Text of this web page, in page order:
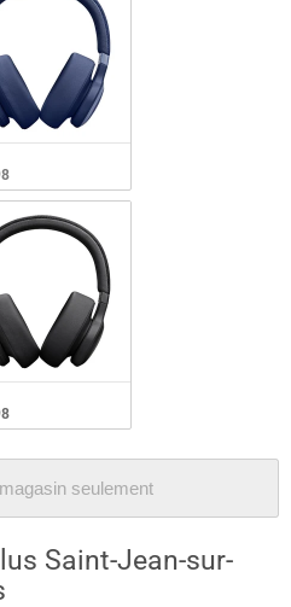
seulement
Saint-Jean-sur-